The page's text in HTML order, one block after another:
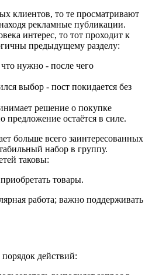
клиентов, то те просматривают
рекламные публикации.
интерес, то тот проходит к
предыдущему разделу:
нужно - после чего
выбор - пост покидается без
решение о покупке
предложение остаётся в силе.
больше всего заинтересованных
набор в группу.
таковы:
товары.
работа; важно поддерживать
действий: